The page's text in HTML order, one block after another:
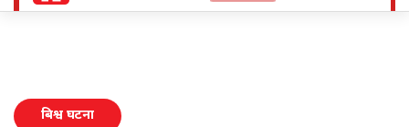
बिश्व घटना